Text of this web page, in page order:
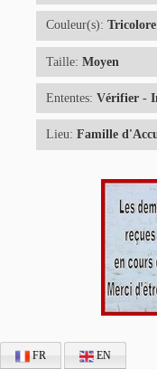
Couleur(s):Tricolore
Taille:Moyen
Ententes:Vérifier -
Lieu: Famille
FR EN